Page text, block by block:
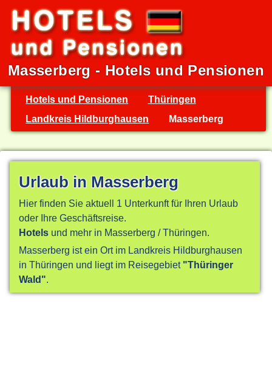
Masserberg - Hotels und Pensionen
Hotels und Pensionen
Thüringen
Landkreis Hildburghausen
Masserberg
Urlaub in Masserberg
Hier finden Sie aktuell 1 Unterkunft für Ihren Urlaub
oder Ihre Geschäftsreise.
Hotels und mehr in Masserberg / Thüringen.
Masserberg ist ein Ort im Landkreis Hildburghausen
in Thüringen und liegt im Reisegebiet "Thüringer
Wald"